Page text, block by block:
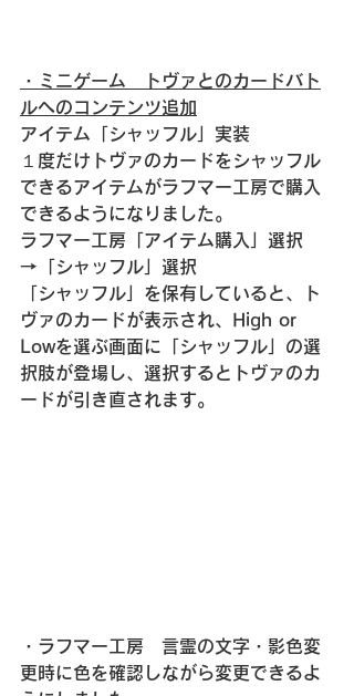
・ミニゲーム　トヴァとのカードバト
ルへのコンテンツ追加
アイテム「シャッフル」実装
１度だけトヴァのカードをシャッフル
できるアイテムがラフマー工房で購入
できるようになりました。
ラフマー工房「アイテム購入」選択
→「シャッフル」選択
「シャッフル」を保有していると、ト
ヴァのカードが表示され、High or
Lowを選ぶ画面に「シャッフル」の選
択肢が登場し、選択するとトヴァのカ
ードが引き直されます。
・ラフマー工房　言霊の文字・影色変
更時に色を確認しながら変更できるよ